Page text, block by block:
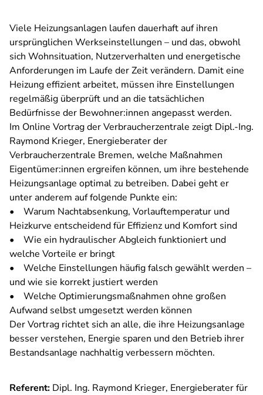
Viele Heizungsanlagen laufen dauerhaft auf ihren
ursprünglichen Werkseinstellungen – und das, obwohl
sich Wohnsituation, Nutzerverhalten und energetische
Anforderungen im Laufe der Zeit verändern. Damit eine
Heizung effizient arbeitet, müssen ihre Einstellungen
regelmäßig überprüft und an die tatsächlichen
Bedürfnisse der Bewohner:innen angepasst werden.
Im Online Vortrag der Verbraucherzentrale zeigt Dipl.-Ing.
Raymond Krieger, Energieberater der
Verbraucherzentrale Bremen, welche Maßnahmen
Eigentümer:innen ergreifen können, um ihre bestehende
Heizungsanlage optimal zu betreiben. Dabei geht er
unter anderem auf folgende Punkte ein:
• Warum Nachtabsenkung, Vorlauftemperatur und
Heizkurve entscheidend für Effizienz und Komfort sind
• Wie ein hydraulischer Abgleich funktioniert und
welche Vorteile er bringt
• Welche Einstellungen häufig falsch gewählt werden –
und wie sie korrekt justiert werden
• Welche Optimierungsmaßnahmen ohne großen
Aufwand selbst umgesetzt werden können
Der Vortrag richtet sich an alle, die ihre Heizungsanlage
besser verstehen, Energie sparen und den Betrieb ihrer
Bestandsanlage nachhaltig verbessern möchten.
Referent: Dipl. Ing. Raymond Krieger, Energieberater für